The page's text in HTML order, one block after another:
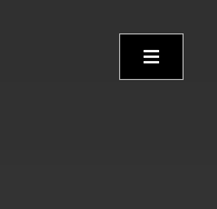
Toggle